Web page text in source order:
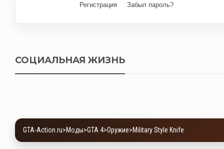
Регистрация Забыл пароль?
СОЦИАЛЬНАЯ ЖИЗНЬ
GTA-Action.ru>Моды>GTA 4>Оружие>Military Style Knife